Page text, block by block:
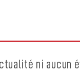
ni aucun